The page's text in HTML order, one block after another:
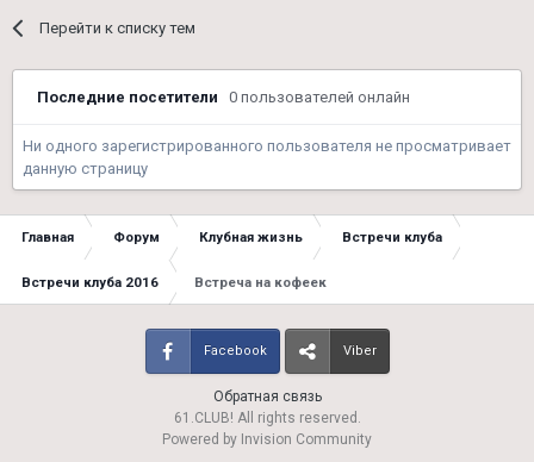
Перейти к списку тем
Последние посетители 0 пользователей онлайн
Ни одного зарегистрированного пользователя не просматривает
данную страницу
Главная Форум Клубная жизнь Встречи клуба
Встречи клуба 2016 Встреча на кофеек
Обратная связь
Facebook Viber
61.CLUB! All rights reserved.
Powered by Invision Community